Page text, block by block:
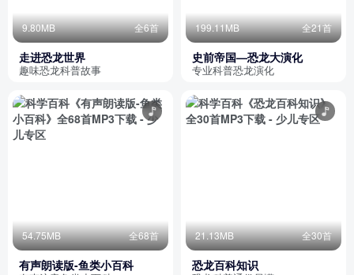
9.80MB 全6首
走进恐龙世界
趣味恐龙科普故事
199.11MB 全21首
史前帝国—恐龙大演化
专业科普恐龙演化
54.75MB 全68首
有声朗读版-鱼类小百科
21.13MB 全30首
恐龙百科知识